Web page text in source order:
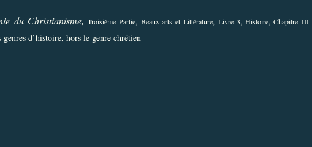
du Christianisme,Troisième Partie, Beaux-arts et Littérature, Livre 3, Histoire, Chapitre III
d’histoire, hors le genre chrétien